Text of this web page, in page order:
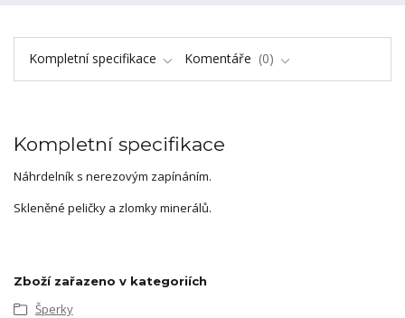
Kompletní specifikace Komentáře 0
Kompletní specifikace
Náhrdelník s nerezovým zapínáním.
Skleněné peličky a zlomky minerálů.
Zboží zařazeno v kategoriích
Šperky